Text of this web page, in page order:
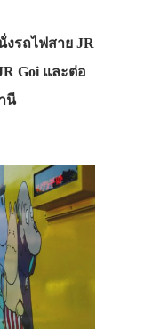
งรถไฟสาย JR
Goi และต่อ
นี